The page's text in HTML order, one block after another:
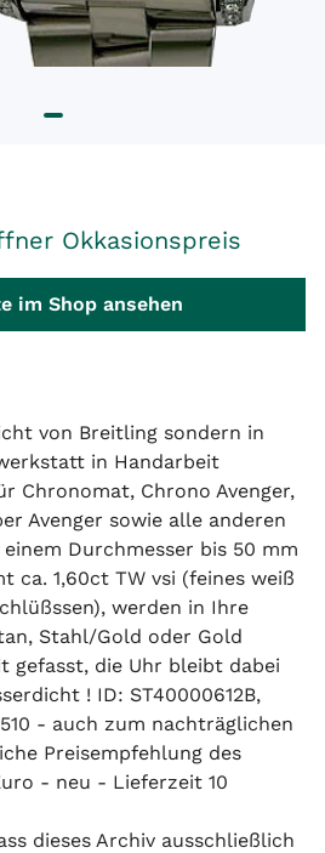
Okkasionspreis
im Shop ansehen
von Breitling sondern in
in Handarbeit
Chronomat, Chrono Avenger,
Avenger sowie alle anderen
Durchmesser bis 50 mm
ca. 1,60ct TW vsi (feines weiß
werden in Ihre
Stahl/Gold oder Gold
gefasst, die Uhr bleibt dabei
! ID: ST40000612B,
- auch zum nachträglichen
Preisempfehlung des
- neu - Lieferzeit 10
dieses Archiv ausschließlich